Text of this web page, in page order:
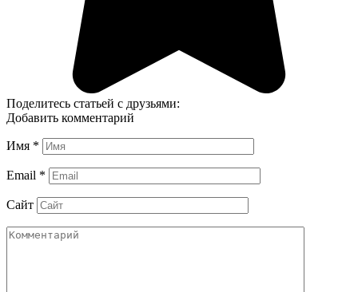
Поделитесь статьей с друзьями:
Добавить комментарий
Имя *
Email *
Сайт